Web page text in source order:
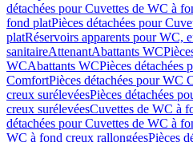
détachées pour Cuvettes de WC à
fond platPièces détachées pour
platRéservoirs apparents pour WC,
sanitaireAttenantAbattants WC
WCAbattants WCPièces détachées
ComfortPièces détachées pour WC
creux surélevéesPièces détachées
creux surélevéesCuvettes de WC à
détachées pour Cuvettes de WC à
WC à fond creux rallongéesPièces